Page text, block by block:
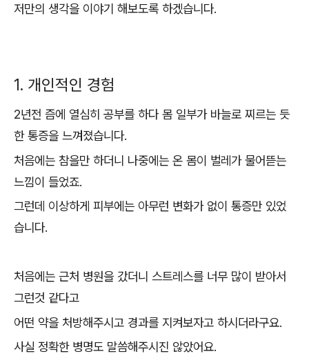
저만의 생각을 이야기 해보도록 하겠습니다.
1. 개인적인 경험
2년전 즘에 열심히 공부를 하다 몸 일부가 바늘로 찌르는 듯
한 통증을 느껴졌습니다.
처음에는 참을만 하더니 나중에는 온 몸이 벌레가 물어뜯는
느낌이 들었죠.
그런데 이상하게 피부에는 아무런 변화가 없이 통증만 있었
습니다.
처음에는 근처 병원을 갔더니 스트레스를 너무 많이 받아서
그런것 같다고
어떤 약을 처방해주시고 경과를 지켜보자고 하시더라구요.
사실 정확한 병명도 말씀해주시진 않았어요.